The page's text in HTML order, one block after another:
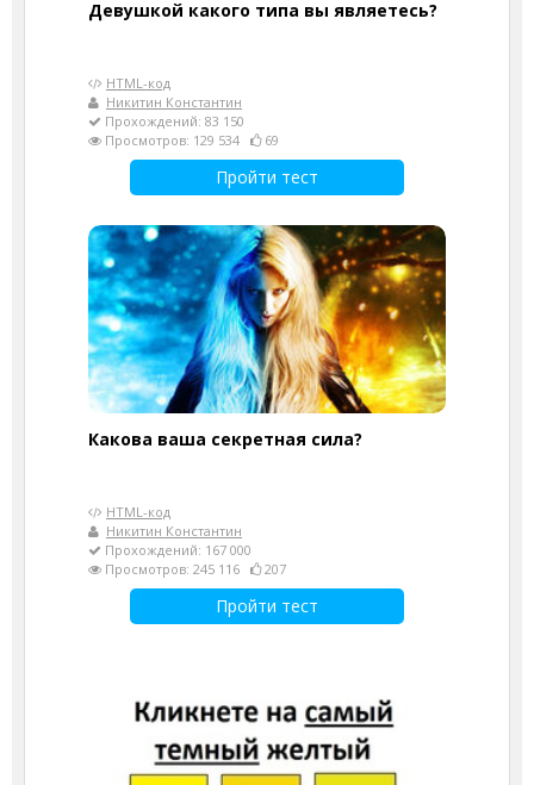
Девушкой какого типа вы являетесь?
HTML-код
Никитин Константин
Прохождений: 83 150
Просмотров: 129 534
69
Пройти тест
Какова ваша секретная сила?
HTML-код
Никитин Константин
Прохождений: 167 000
Просмотров: 245 116
207
Пройти тест